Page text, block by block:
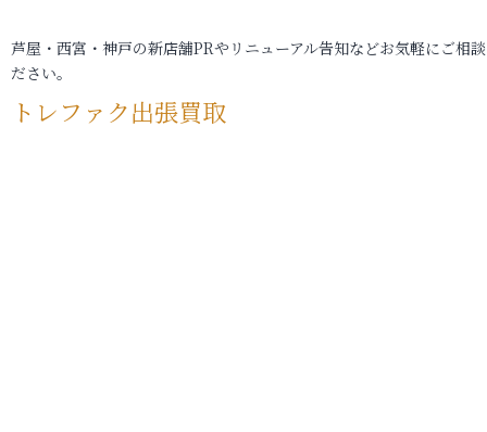
芦屋・西宮・神戸の新店舗PRやリニューアル告知などお気軽にご相
ださい。
トレファク出張買取